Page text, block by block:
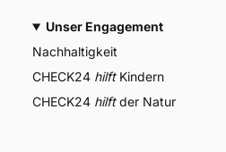
Unser Engagement
Nachhaltigkeit
CHECK24 hilftKindern
CHECK24 hilftder Natur